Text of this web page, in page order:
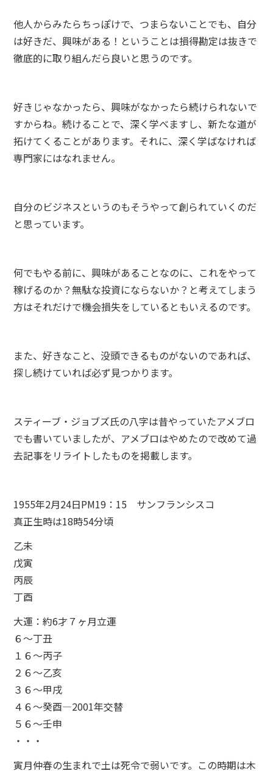
他人からみたらちっぽけで、つまらないことでも、自分
は好きだ、興味がある！ということは損得勘定は抜きで
徹底的に取り組んだら良いと思うのです。
好きじゃなかったら、興味がなかったら続けられないで
すからね。続けることで、深く学べますし、新たな道が
拓けてくることがあります。それに、深く学ばなければ
専門家にはなれません。
自分のビジネスというのもそうやって創られていくのだ
と思っています。
何でもやる前に、興味があることなのに、これをやって
稼げるのか？無駄な投資にならないか？と考えてしまう
方はそれだけで機会損失をしているともいえるのです。
また、好きなこと、没頭できるものがないのであれば、
探し続けていれば必ず見つかります。
スティーブ・ジョブズ氏の八字は昔やっていたアメブロ
でも書いていましたが、アメブロはやめたので改めて過
去記事をリライトしたものを掲載します。
1955年2月24日PM19：15 サンフランシスコ
真正生時は18時54分頃
乙未
戊寅
丙辰
丁酉
大運：約6才７ヶ月立運
６～丁丑
１６～丙子
２６～乙亥
３６～甲戌
４６～癸酉―2001年交替
５６～壬申
・・・
寅月仲春の生まれで土は死令で弱いです。この時期は木